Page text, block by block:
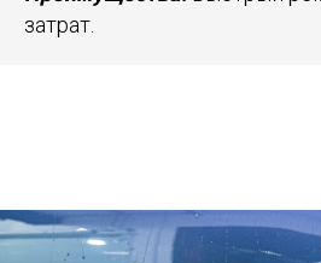
затрат.